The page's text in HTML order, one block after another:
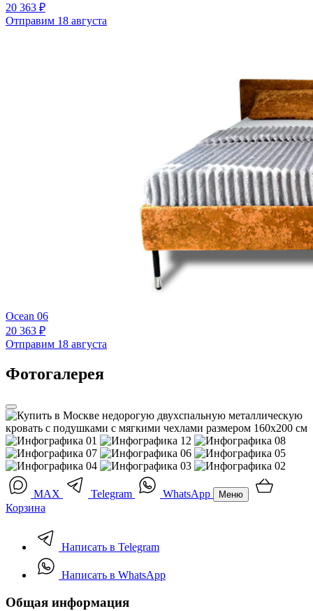
20 363 ₽
Отправим 18 августа
Ocean 06
20 363 ₽
Отправим 18 августа
Фотогалерея
MAX Telegram WhatsApp Меню
Корзина
Написать в Telegram
Написать в WhatsApp
Общая информация